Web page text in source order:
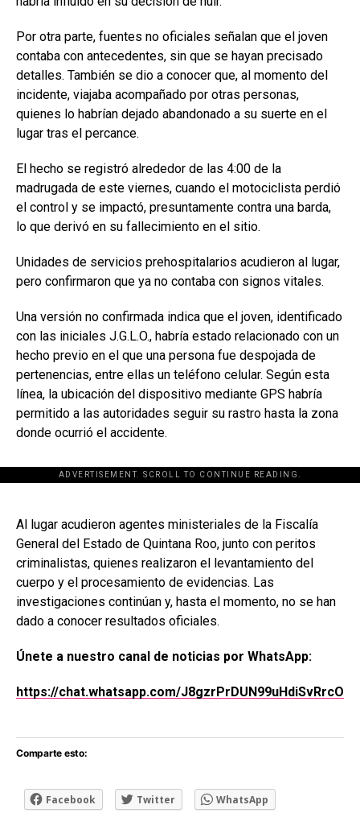
Por otra parte, fuentes no oficiales señalan que el joven
contaba con antecedentes, sin que se hayan precisado
detalles. También se dio a conocer que, al momento del
incidente, viajaba acompañado por otras personas,
quienes lo habrían dejado abandonado a su suerte en el
lugar tras el percance.
El hecho se registró alrededor de las 4:00 de la
madrugada de este viernes, cuando el motociclista perdió
el control y se impactó, presuntamente contra una barda,
lo que derivó en su fallecimiento en el sitio.
Unidades de servicios prehospitalarios acudieron al lugar,
pero confirmaron que ya no contaba con signos vitales.
Una versión no confirmada indica que el joven, identificado
con las iniciales J.G.L.O., habría estado relacionado con un
hecho previo en el que una persona fue despojada de
pertenencias, entre ellas un teléfono celular. Según esta
línea, la ubicación del dispositivo mediante GPS habría
permitido a las autoridades seguir su rastro hasta la zona
donde ocurrió el accidente.
ADVERTISEMENT. SCROLL TO CONTINUE READING.
[adsforwp id="243463"]
Al lugar acudieron agentes ministeriales de la Fiscalía
General del Estado de Quintana Roo, junto con peritos
criminalistas, quienes realizaron el levantamiento del
cuerpo y el procesamiento de evidencias. Las
investigaciones continúan y, hasta el momento, no se han
dado a conocer resultados oficiales.
Únete a nuestro canal de noticias por WhatsApp:
https://chat.whatsapp.com/J8gzrPrDUN99uHdiSvRrcO
Comparte esto:
Facebook Twitter WhatsApp